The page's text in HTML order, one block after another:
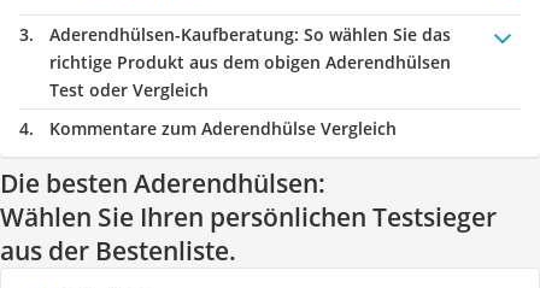
Aderendhülsen-Kaufberatung: So wählen Sie das
richtige Produkt aus dem obigen Aderendhülsen
Test oder Vergleich
Kommentare zum Aderendhülse Vergleich
Die besten Aderendhülsen:
Wählen Sie Ihren persönlichen Testsieger
aus der Bestenliste.